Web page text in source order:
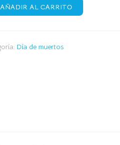
AÑADIR AL CARRITO
Día de muertos